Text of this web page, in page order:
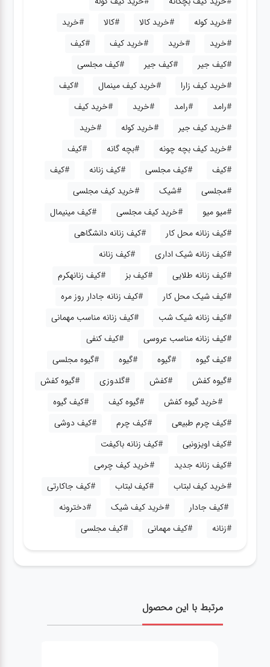
#خرید کوله
#خرید کالا #کالا
#خرید
#خرید
#خرید #خرید کیف
#کیف
#کیف جیر
#کیف جیر
#کیف مجلسی
#خرید کیف زارا
#خرید کیف مینمال
#کیف
#رامد
#رامد #خرید
#خرید کیف
#خرید کیف جیر
#خرید کوله
#خرید
#خرید کیف بچه چونه
#بچه گانه
#کیف
#کیف
#کیف مجلسی #کیف زنانه
#کیف
#مجلسی
#شیک
#خرید کیف مجلسی
#میو میو
#خرید کیف مجلسی
#کیف مینیمال
#کیف زنانه محل کار
#کیف زنانه دانشگاهی
#کیف زنانه شیک اداری
#کیف زنانه
#کیف زنانه طلایی
#کیف بز
#کیف زنانهکرم
#کیف شیک محل کار
#کیف زنانه جادار روز مره
#کیف زنانه شیک شب
#کیف زنانه مناسب مهمانی
#کیف زنانه مناسب عروسی
#کیف کنفی
#کیف گیوه
#گیوه #گیوه
#گیوه مجلسی
#گیوه کفش
#کفش #گلدوزی
#گیوه کفش
#خرید گیوه کفش
#گیوه کیف
#کیف گیوه
#کیف چرم طبیعی
#کیف چرم
#کیف دوشی
#کیف اویزونبی
#کیف زنانه باکیفت
#کیف زنانه جدید
#خرید کیف چرمی
#خرید کیف لبتاب
#کیف لبتاب
#کیف جاکارتی
#کیف جادار
#خرید کیف شیک
#دخترونه
#زنانه
#کیف مهمانی #کیف مجلسی
مرتبط با این محصول